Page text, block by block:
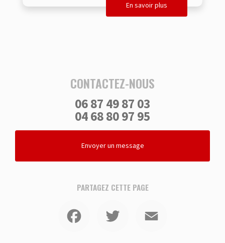
En savoir plus
CONTACTEZ-NOUS
06 87 49 87 03
04 68 80 97 95
Envoyer un message
PARTAGEZ CETTE PAGE